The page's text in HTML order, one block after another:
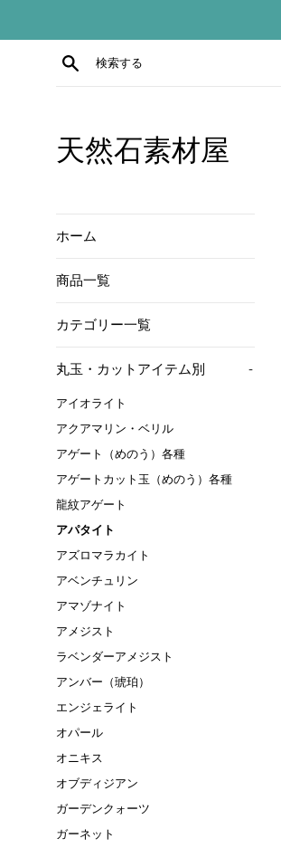
検索する
天然石素材屋
ホーム
商品一覧
カテゴリー一覧
丸玉・カットアイテム別 -
アイオライト
アクアマリン・ベリル
アゲート（めのう）各種
アゲートカット玉（めのう）各種
龍紋アゲート
アパタイト
アズロマラカイト
アベンチュリン
アマゾナイト
アメジスト
ラベンダーアメジスト
アンバー（琥珀）
エンジェライト
オパール
オニキス
オブディジアン
ガーデンクォーツ
ガーネット